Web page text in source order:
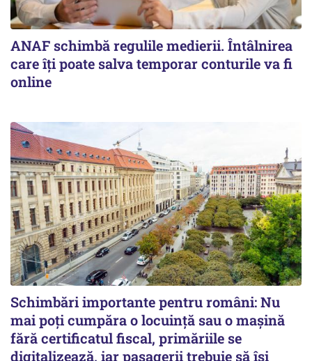
ANAF schimbă regulile medierii. Întâlnirea
care îți poate salva temporar conturile va fi
online
Schimbări importante pentru români: Nu
mai poți cumpăra o locuință sau o mașină
fără certificatul fiscal, primăriile se
digitalizează, iar pasagerii trebuie să își